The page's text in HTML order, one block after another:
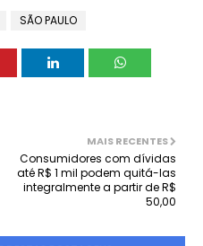
SÃO PAULO
MAIS RECENTES
Consumidores com dívidas
até R$ 1 mil podem quitá-las
integralmente a partir de R$
50,00